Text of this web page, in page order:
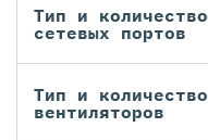
Тип и количество
сетевых портов
Тип и количество
вентиляторов